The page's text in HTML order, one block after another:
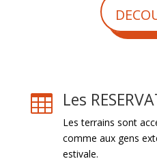
 Les
Les terrains sont
comme aux gens
estivale.